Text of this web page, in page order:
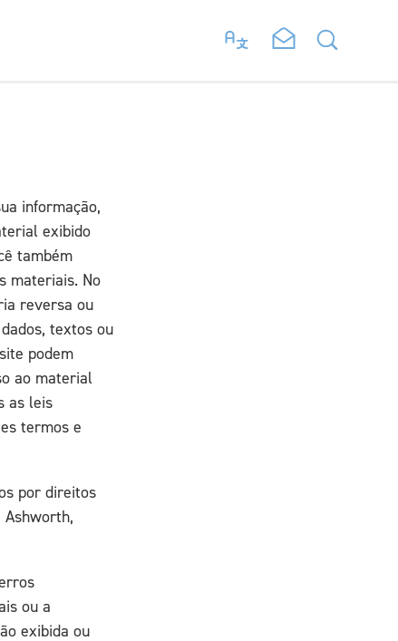
informação,
exibido
também
materiais. No
reversa ou
textos ou
podem
ao material
as leis
termos e
por direitos
Ashworth,
ou a
exibida ou